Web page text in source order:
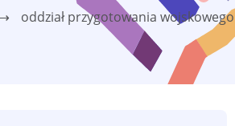
oddział przygotowania wojskowego